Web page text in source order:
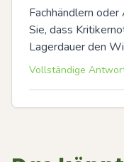
Fachhändlern
Sie, dass
Lagerdauer den
Vollständige